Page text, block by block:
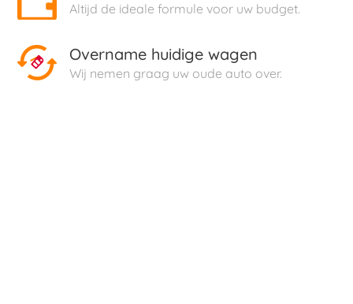
Altijd de ideale formule voor uw budget.
Overname huidige wagen
Wij nemen graag uw oude auto over.